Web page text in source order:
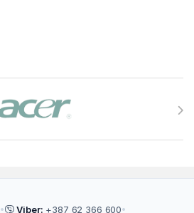
• Viber: +387 62 366 600•